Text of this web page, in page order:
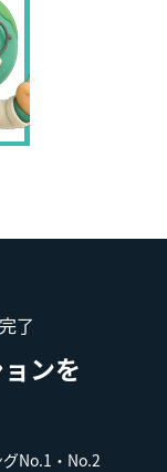
了
ンを
No.1・No.2